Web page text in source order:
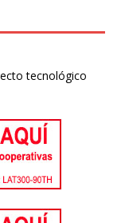
tecnológico